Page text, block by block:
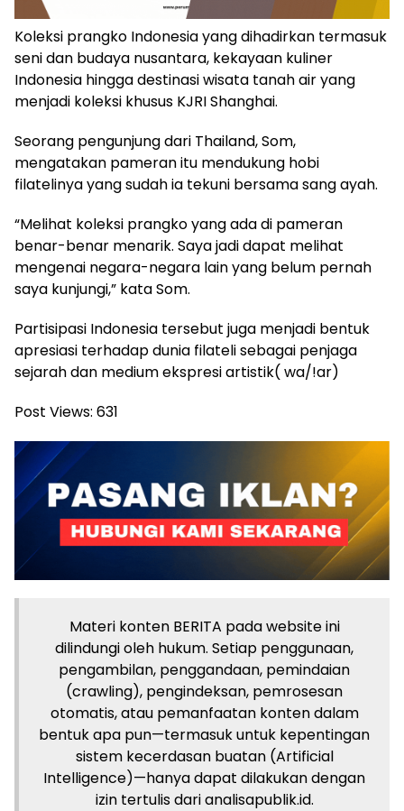
Koleksi prangko Indonesia yang dihadirkan termasuk
seni dan budaya nusantara, kekayaan kuliner
Indonesia hingga destinasi wisata tanah air yang
menjadi koleksi khusus KJRI Shanghai.
Seorang pengunjung dari Thailand, Som,
mengatakan pameran itu mendukung hobi
filatelinya yang sudah ia tekuni bersama sang ayah.
“Melihat koleksi prangko yang ada di pameran
benar-benar menarik. Saya jadi dapat melihat
mengenai negara-negara lain yang belum pernah
saya kunjungi,” kata Som.
Partisipasi Indonesia tersebut juga menjadi bentuk
apresiasi terhadap dunia filateli sebagai penjaga
sejarah dan medium ekspresi artistik( wa/!ar)
Post Views: 631
Materi konten BERITA pada website ini
dilindungi oleh hukum. Setiap penggunaan,
pengambilan, penggandaan, pemindaian
(crawling), pengindeksan, pemrosesan
otomatis, atau pemanfaatan konten dalam
bentuk apa pun—termasuk untuk kepentingan
sistem kecerdasan buatan (Artificial
Intelligence)—hanya dapat dilakukan dengan
izin tertulis dari analisapublik.id.